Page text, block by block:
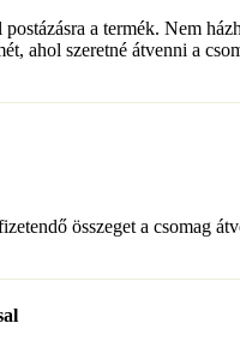
postázásra a termék. Nem
ahol szeretné átvenni a
összeget a csomag